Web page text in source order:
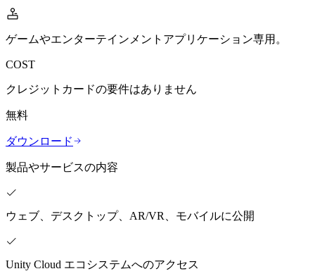
マルチプラットフォーム
ローンチ後のインサイトとライブゲームオペレーション
成長
詳しく見る
アプリ内課金
ストアとD2C全体でIAPを管理
収益化
プレイヤーを適切なゲームに接続する
Unity で宣伝
製造業
店内体験をオンライン体験に変換する
イノベーションと車内体験を促進する
用語集
技術用語のライブラリ
インサイト
ケーススタディ
実際の成功事例
ベストプラクティスガイド
デモ
デモ、サンプル、ビルディングブロック
すべてのリソース
ブログ
ライブストリーム
開発者、クリエイター、インサイダーに参加する
Unity Awards
Unityエッセンシャルパスウェイ
Unity は初めてですか？旅を始めましょう
実用的なヒントとベストプラクティス
教育
学生向け
教育者向け
教育を大幅に強化
教育機関向けライセンス
Unityの力をあなたの機関に持ち込む
Unityのマスタリーを証明する
私たちのチームに連絡する
ゲームやエンターテインメントアプリケーション専用。
COST
クレジットカードの要件はありません
無料
ダウンロード
製品やサービスの内容
ウェブ、デスクトップ、AR/VR、モバイルに公開
Unity Cloud エコシステムへのアクセス